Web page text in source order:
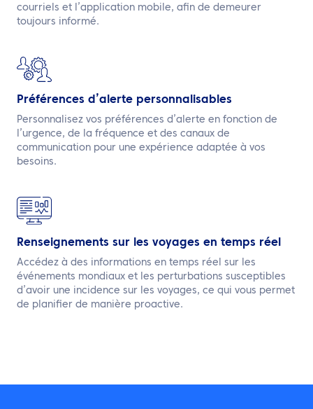
courriels et l’application mobile, afin de demeurer
toujours informé.
Préférences d’alerte personnalisables
Personnalisez vos préférences d’alerte en fonction de
l’urgence, de la fréquence et des canaux de
communication pour une expérience adaptée à vos
besoins.
Renseignements sur les voyages en temps réel
Accédez à des informations en temps réel sur les
événements mondiaux et les perturbations susceptibles
d’avoir une incidence sur les voyages, ce qui vous permet
de planifier de manière proactive.